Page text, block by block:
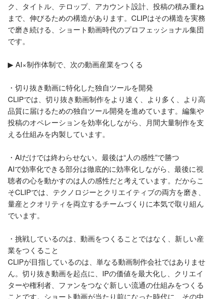
ク、タイトル、テロップ、アカウント設計、投稿の積み重ね
まで、伸びるための構造があります。CLIPはその構造を実務
で磨き続ける、ショート動画時代のプロフェッショナル集団
です。
▶︎ AI×制作体制で、次の動画産業をつくる
・切り抜き動画に特化した独自ツールを開発
CLIPでは、切り抜き動画制作をより速く、より多く、より高
品質に届けるための独自ツール開発を進めています。編集や
投稿のオペレーションを効率化しながら、月間大量制作を支
える仕組みを内製しています。
・AIだけでは終わらせない。最後は“人の感性”で勝つ
AIで効率化できる部分は徹底的に効率化しながら、最後に視
聴者の心を動かすのは人の感性だと考えています。だからこ
そCLIPでは、テクノロジーとクリエイティブの両方を磨き、
量産とクオリティを両立するチームづくりに本気で取り組ん
でいます。
・挑戦しているのは、動画をつくることではなく、新しい産
業をつくること
CLIPが目指しているのは、単なる動画制作会社ではありませ
ん。切り抜き動画を起点に、IPの価値を最大化し、クリエイ
ターや権利者、ファンをつなぐ新しい流通の仕組みをつくる
ことです。ショート動画が当たり前になった時代に、その中